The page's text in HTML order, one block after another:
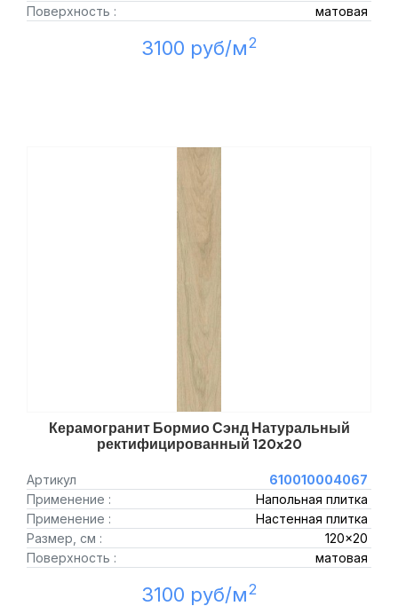
Поверхность :
матовая
3100 руб/м2
Керамогранит Бормио Сэнд Натуральный
ректифицированный 120x20
Артикул
610010004067
Применение :
Напольная плитка
Применение :
Настенная плитка
Размер, см :
120x20
Поверхность :
матовая
3100 руб/м2